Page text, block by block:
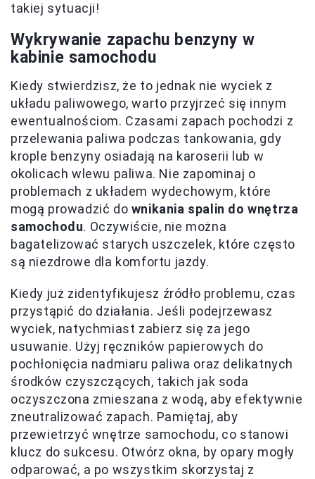
takiej sytuacji!
Wykrywanie zapachu benzyny w
kabinie samochodu
Kiedy stwierdzisz, że to jednak nie wyciek z
układu paliwowego, warto przyjrzeć się innym
ewentualnościom. Czasami zapach pochodzi z
przelewania paliwa podczas tankowania, gdy
krople benzyny osiadają na karoserii lub w
okolicach wlewu paliwa. Nie zapominaj o
problemach z układem wydechowym, które
mogą prowadzić do wnikania spalin do wnętrza
samochodu. Oczywiście, nie można
bagatelizować starych uszczelek, które często
są niezdrowe dla komfortu jazdy.
Kiedy już zidentyfikujesz źródło problemu, czas
przystąpić do działania. Jeśli podejrzewasz
wyciek, natychmiast zabierz się za jego
usuwanie. Użyj ręczników papierowych do
pochłonięcia nadmiaru paliwa oraz delikatnych
środków czyszczących, takich jak soda
oczyszczona zmieszana z wodą, aby efektywnie
zneutralizować zapach. Pamiętaj, aby
przewietrzyć wnętrze samochodu, co stanowi
klucz do sukcesu. Otwórz okna, by opary mogły
odparować, a po wszystkim skorzystaj z